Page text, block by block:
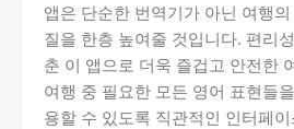
앱은 단순한 번역기가 아닌 여행
질을 한층 높여줄 것입니다. 편리
춘 이 앱으로 더욱 즐겁고 안전한
여행 중 필요한 모든 영어 표현들
용할 수 있도록 직관적인 인터페